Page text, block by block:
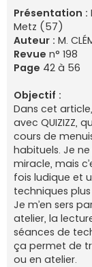
s
s
a
g
e
Présentation :
Metz (57)
Auteur : M.
Revue n° 198
Page 42 à 56
Objectif :
Dans cet
avec QUIZIZZ,
cours de
habituels. Je
miracle, mais
fois ludique et
techniques
Je m’en sers
atelier, la
séances de
ça permet de
ou en atelier.